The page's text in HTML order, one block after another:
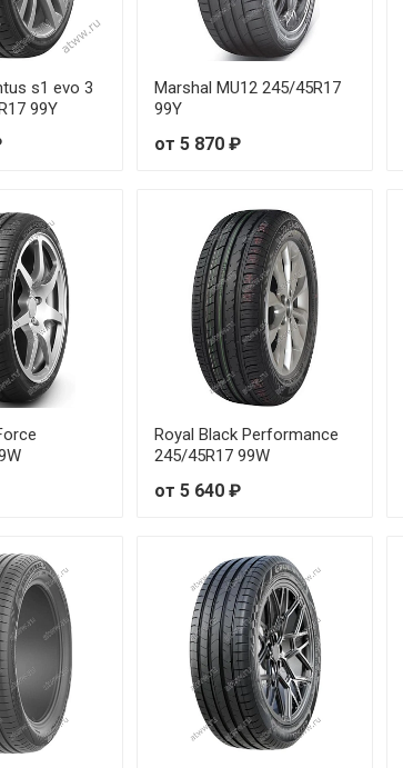
от 8 790 ₽
от 10 970 ₽
от 10 140 ₽
от 10 350 ₽
от 10 480 ₽
от 12 390 ₽
от 12 860 ₽
от 10 220 ₽
от 11 250 ₽
от 11 950 ₽
от 11 620 ₽
от 12 460 ₽
s1 evo 3
99Y
Marshal MU12 245/45R17
99Y
от 5 870 ₽
Royal Black Performance
245/45R17 99W
от 5 640 ₽